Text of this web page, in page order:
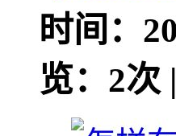
时间：
览：2次